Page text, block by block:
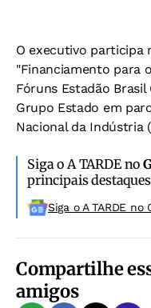
O executivo participa
"Financiamento para
Fóruns Estadão
Grupo Estado em
Nacional da Indústria
Siga o A TARDE no
principais
Siga o A TARDE no
Compartilhe
amigos